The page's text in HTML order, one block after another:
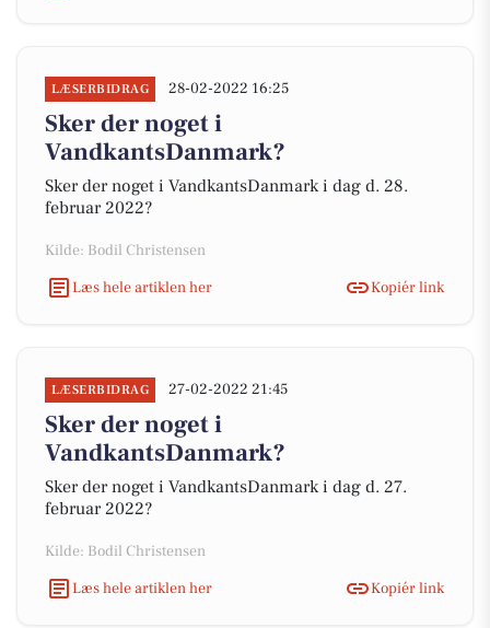
LÆSERBIDRAG 28-02-2022 16:25
Sker der noget i
VandkantsDanmark?
Sker der noget i VandkantsDanmark i dag d. 28.
februar 2022?
Kilde: Bodil Christensen
Læs hele artiklen her
Kopiér link
LÆSERBIDRAG 27-02-2022 21:45
Sker der noget i
VandkantsDanmark?
Sker der noget i VandkantsDanmark i dag d. 27.
februar 2022?
Kilde: Bodil Christensen
Læs hele artiklen her
Kopiér link